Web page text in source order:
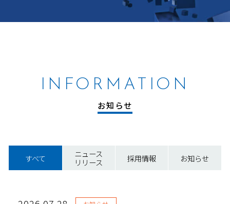
INFORMATION
お知らせ
すべて
ニュース
リリース
採用情報 お知らせ